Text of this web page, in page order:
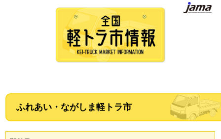
ふれあい・ながしま軽トラ市